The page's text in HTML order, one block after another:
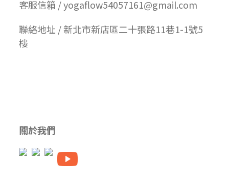
客服信箱 / yogaflow54057161@gmail.com
聯絡地址 / 新北市新店區二十張路11巷1-1號5
樓
關於我們